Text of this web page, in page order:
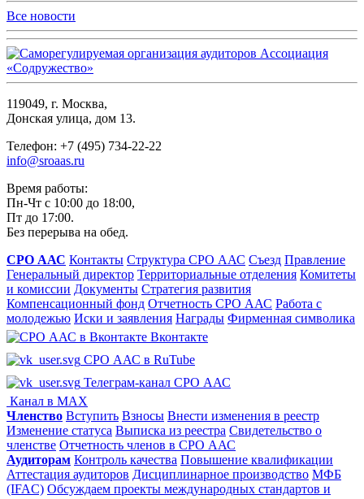
Все новости
119049, г. Москва,
Донская улица, дом 13.
Телефон: +7 (495) 734-22-22
info@sroaas.ru
Время работы:
Пн-Чт с 10:00 до 18:00,
Пт до 17:00.
Без перерыва на обед.
СРО ААС Контакты Структура СРО ААС Съезд Правление
Генеральный директор Территориальные отделения Комитеты
и комиссии Документы Стратегия развития
Компенсационный фонд Отчетность СРО ААС Работа с
молодежью Иски и заявления Награды Фирменная символика
Вконтакте
СРО ААС в RuTube
Телеграм-канал СРО ААС
Канал в MAX
Членство Вступить Взносы Внести изменения в реестр
Изменение статуса Выписка из реестра Свидетельство о
членстве Отчетность членов в СРО ААС
Аудиторам Контроль качества Повышение квалификации
Аттестация аудиторов Дисциплинарное производство МФБ
(IFAC) Обсуждаем проекты международных стандартов и